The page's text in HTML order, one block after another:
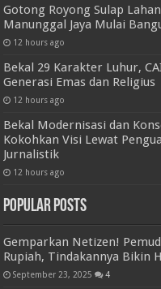
Gotong Royong Sulap
Manunggal Jaya Mulai
12 hours ago
Bekal 29 Karakter Luhur,
Generasi Emas dan Religius
12 hours ago
Bekal Modernisasi dan
Kokohkan Visi Lewat
Jurnalistik
12 hours ago
Popular Posts
Gemparkan Netizen!
Rupiah, Tindakannya Bikin
September 23, 2025 4